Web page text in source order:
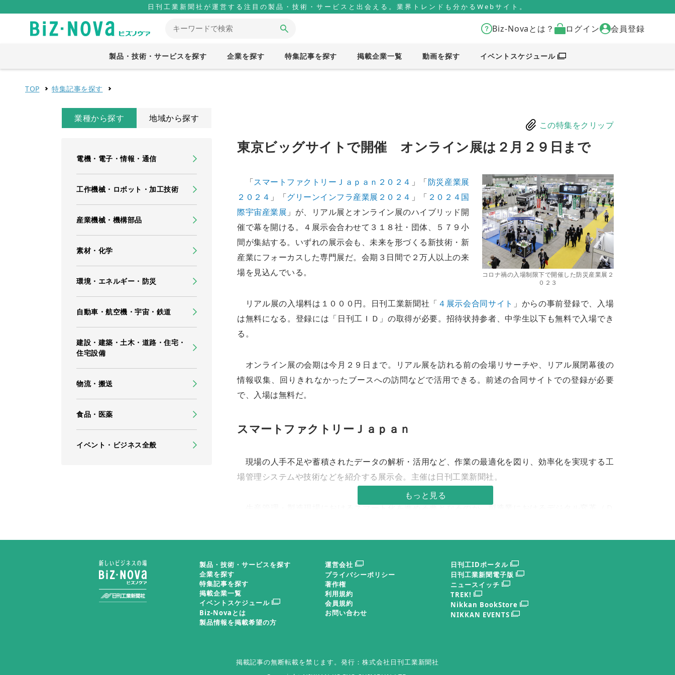
日刊工業新聞社が運営する注目の製品・技術・サービスと出会える。業界トレンドも分かるWebサイト。
Biz-Novaとは？ ログイン 会員登録
製品・技術・サービスを探す 企業を探す 特集記事を探す 掲載企業一覧 動画を探す イベントスケジュール
TOP 特集記事を探す
業種から探す 地域から探す
電機・電子・情報・通信
工作機械・ロボット・加工技術
産業機械・機構部品
素材・化学
環境・エネルギー・防災
自動車・航空機・宇宙・鉄道
建設・建築・土木・道路・住宅・
住宅設備
物流・搬送
食品・医薬
イベント・ビジネス全般
この特集をクリップ
東京ビッグサイトで開催 オンライン展は２月２９日まで
コロナ禍の入場制限下で開催した防災産業展２
０２３
「スマートファクトリーＪａｐａｎ２０２４ 」「防災産業展
２０２４ 」「グリーンインフラ産業展２０２４ 」「 ２０２４国
際宇宙産業展 」が、リアル展とオンライン展のハイブリッド開
催で幕を開ける。４展示会合わせて３１８社・団体、５７９小
間が集結する。いずれの展示会も、未来を形づくる新技術・新
産業にフォーカスした専門展だ。会期３日間で２万人以上の来
場を見込んでいる。
リアル展の入場料は１０００円。日刊工業新聞社「 ４展示会合同サイト 」からの事前登録で、入場
は無料になる。登録には「日刊工ＩＤ」の取得が必要。招待状持参者、中学生以下も無料で入場でき
る。
オンライン展の会期は今月２９日まで。リアル展を訪れる前の会場リサーチや、リアル展閉幕後の
情報収集、回りきれなかったブースへの訪問などで活用できる。前述の合同サイトでの登録が必要
で、入場は無料だ。
スマートファクトリーＪａｐａｎ
現場の人手不足や蓄積されたデータの解析・活用など、作業の最適化を図り、効率化を実現する工
場管理システムや技術などを紹介する展示会。主催は日刊工業新聞社。
生産管理・製造現場におけるスマート化を進める要となるのが、製造業におけるデジタル変革（Ｄ
に、どういった導入方法があるのか、来場者のニーズに合わせた提案・情報提供が同展の強み。
２１日は１３時から「製造業におけるＧＸの最新動向と今後の展望」と題したシンポジウムが開か
れる。トヨタ自動車のプラント・環境技術部生産環境室の長濱弥生氏が「２０３５年工場におけるカ
ーボンニュートラルに向けたチャレンジ」を、ｉ Ｓｍａｒｔ Ｔｅｃｈｎｏｌｏｇｉｅｓの木村哲
也社長が「中小企業にもできるＤＸによるＧＸ―ムダな電力消費の見える化で▼６５％低減―」を講
演する。
防災産業展
製品・技術・サービスを探す
企業を探す
特集記事を探す
掲載企業一覧
イベントスケジュール
Biz-Novaとは
製品情報を掲載希望の方
運営会社
プライバシーポリシー
著作権
利用規約
会員規約
お問い合わせ
日刊工IDポータル
日刊工業新聞電子版
ニュースイッチ
TREK!
Nikkan BookStore
NIKKAN EVENTS
掲載記事の無断転載を禁じます。 発行：株式会社日刊工業新聞社